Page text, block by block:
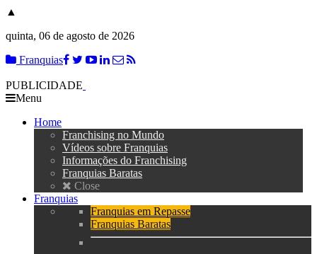
▲
quinta, 06 de agosto de 2026
Franquias
PUBLICIDADE
Menu
Home
Franchising no Mundo
Vídeos sobre Franquias
Informações do Franchising
Franquias Baratas
Close
Franquias
Franquias em Repasse
Franquias Baratas